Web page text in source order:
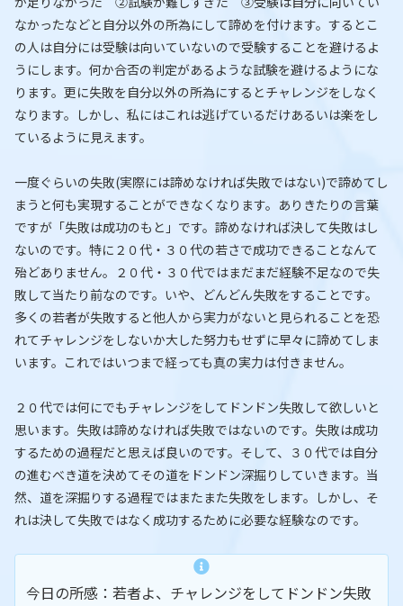
なかったなどと自分以外の所為にして諦めを付けます。するとこ
の人は自分には受験は向いていないので受験することを避けるよ
うにします。何か合否の判定があるような試験を避けるようにな
ります。更に失敗を自分以外の所為にするとチャレンジをしなく
なります。しかし、私にはこれは逃げているだけあるいは楽をし
ているように見えます。
一度ぐらいの失敗(実際には諦めなければ失敗ではない)で諦めてし
まうと何も実現することができなくなります。ありきたりの言葉
ですが「失敗は成功のもと」です。諦めなければ決して失敗はし
ないのです。特に２０代・３０代の若さで成功できることなんて
殆どありません。２０代・３０代ではまだまだ経験不足なので失
敗して当たり前なのです。いや、どんどん失敗をすることです。
多くの若者が失敗すると他人から実力がないと見られることを恐
れてチャレンジをしないか大した努力もせずに早々に諦めてしま
います。これではいつまで経っても真の実力は付きません。
２０代では何にでもチャレンジをしてドンドン失敗して欲しいと
思います。失敗は諦めなければ失敗ではないのです。失敗は成功
するための過程だと思えば良いのです。そして、３０代では自分
の進むべき道を決めてその道をドンドン深掘りしていきます。当
然、道を深掘りする過程ではまたまた失敗をします。しかし、そ
れは決して失敗ではなく成功するために必要な経験なのです。
今日の所感：若者よ、チャレンジをしてドンドン失敗